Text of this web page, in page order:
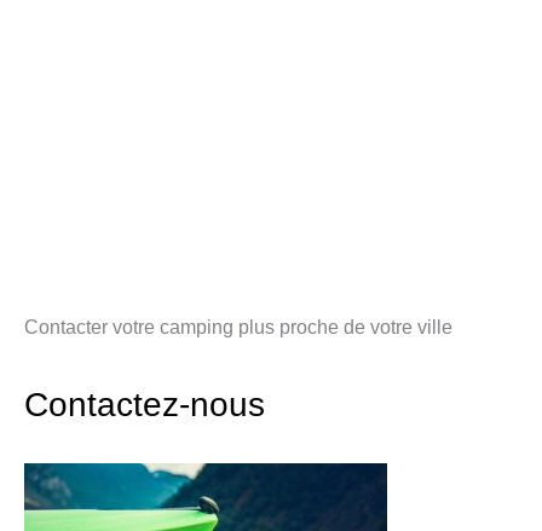
Contacter votre camping plus proche de votre ville
Contactez-nous